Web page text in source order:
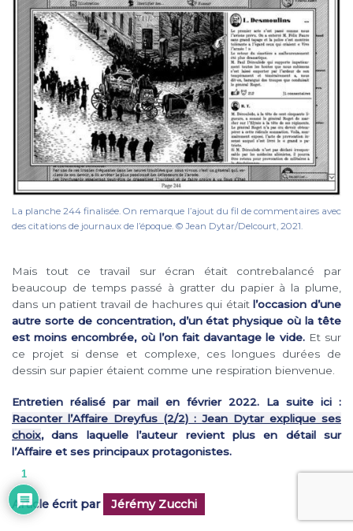
La planche 244 finalisée. On remarque l’ajout du fil de commentaires avec
des citations de journaux de l’époque. © Jean Dytar/Delcourt, 2021.
Mais tout ce travail sur écran était contrebalancé par
beaucoup de temps passé à gratter du papier à la plume,
dans un patient travail de hachures qui étaitl’occasion d’une
autre sorte de concentration, d’un état physique où la tête
est moins encombrée, où l’on fait davantage le vide.Et sur
ce projet si dense et complexe, ces longues durées de
dessin sur papier étaient comme une respiration bienvenue.
Entretien réalisé par mail en février 2022. La suite ici :
Raconter l’Affaire Dreyfus (2/2) : Jean Dytar explique ses
choix, dans
laquelle l’auteur revient plus en détail sur
l’Affaire et ses principaux protagonistes.
Article écrit par Jérémy Zucchi
1